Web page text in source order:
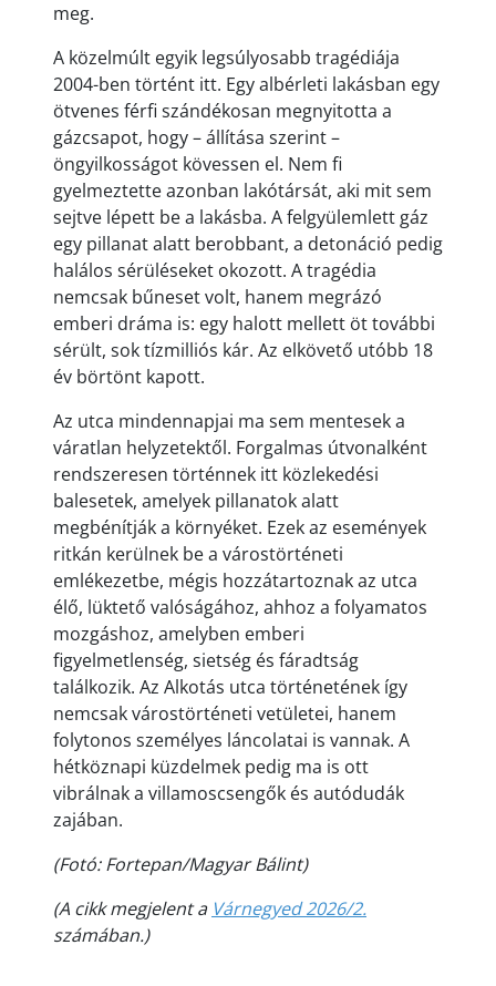
meg.
A közelmúlt egyik legsúlyosabb tragédiája
2004-ben történt itt. Egy albérleti lakásban egy
ötvenes férfi szándékosan megnyitotta a
gázcsapot, hogy – állítása szerint –
öngyilkosságot kövessen el. Nem fi
gyelmeztette azonban lakótársát, aki mit sem
sejtve lépett be a lakásba. A felgyülemlett gáz
egy pillanat alatt berobbant, a detonáció pedig
halálos sérüléseket okozott. A tragédia
nemcsak bűneset volt, hanem megrázó
emberi dráma is: egy halott mellett öt további
sérült, sok tízmilliós kár. Az elkövető utóbb 18
év börtönt kapott.
Az utca mindennapjai ma sem mentesek a
váratlan helyzetektől. Forgalmas útvonalként
rendszeresen történnek itt közlekedési
balesetek, amelyek pillanatok alatt
megbénítják a környéket. Ezek az események
ritkán kerülnek be a várostörténeti
emlékezetbe, mégis hozzátartoznak az utca
élő, lüktető valóságához, ahhoz a folyamatos
mozgáshoz, amelyben emberi
figyelmetlenség, sietség és fáradtság
találkozik. Az Alkotás utca történetének így
nemcsak várostörténeti vetületei, hanem
folytonos személyes láncolatai is vannak. A
hétköznapi küzdelmek pedig ma is ott
vibrálnak a villamoscsengők és autódudák
zajában.
(Fotó: Fortepan/Magyar Bálint)
(A cikk megjelent a Várnegyed 2026/2.
számában.)